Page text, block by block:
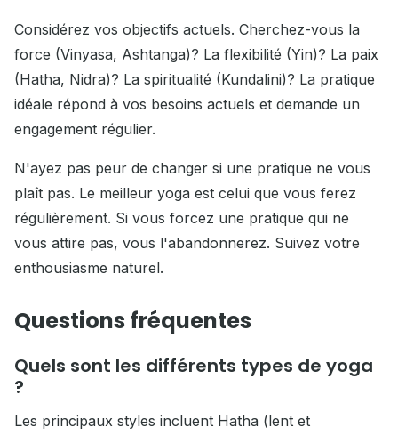
Considérez vos objectifs actuels. Cherchez-vous la
force (Vinyasa, Ashtanga)? La flexibilité (Yin)? La paix
(Hatha, Nidra)? La spiritualité (Kundalini)? La pratique
idéale répond à vos besoins actuels et demande un
engagement régulier.
N'ayez pas peur de changer si une pratique ne vous
plaît pas. Le meilleur yoga est celui que vous ferez
régulièrement. Si vous forcez une pratique qui ne
vous attire pas, vous l'abandonnerez. Suivez votre
enthousiasme naturel.
Questions fréquentes
Quels sont les différents types de yoga
?
Les principaux styles incluent Hatha (lent et